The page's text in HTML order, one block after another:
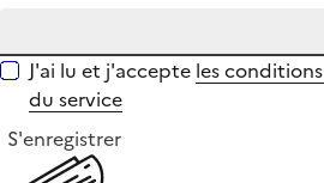
J'ai lu et j'accepte les
du service
S'enregistrer